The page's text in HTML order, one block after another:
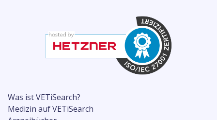
Was ist VETiSearch?
Medizin auf VETiSearch